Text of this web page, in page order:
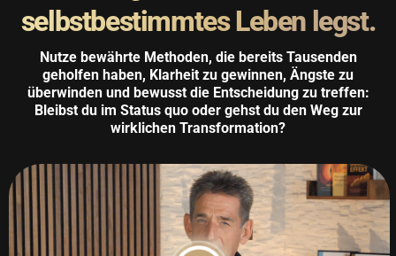
selbstbestimmtes Leben legst.
Nutze bewährte Methoden, die bereits Tausenden
geholfen haben, Klarheit zu gewinnen, Ängste zu
überwinden und bewusst die Entscheidung zu treffen:
Bleibst du im Status quo oder gehst du den Weg zur
wirklichen Transformation?